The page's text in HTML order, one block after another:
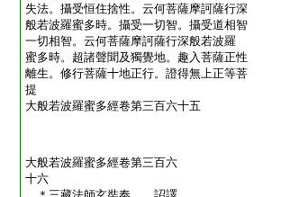
失法。攝受恒住捨性。云何菩薩摩訶薩行深
般若波羅蜜多時。攝受一切智。攝受道相智
一切相智。云何菩薩摩訶薩行深般若波羅
蜜多時。超諸聲聞及獨覺地。趣入菩薩正性
離生。修行菩薩十地正行。證得無上正等菩
提
大般若波羅蜜多經卷第三百六十五
大般若波羅蜜多經卷第三百六
十六